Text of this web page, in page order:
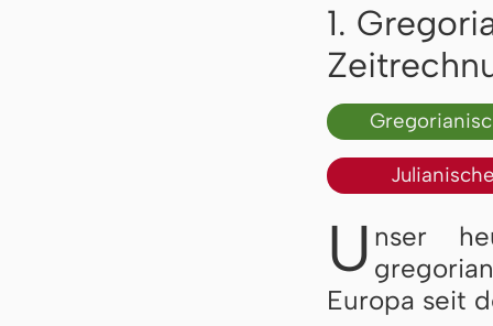
1.
U nser
Europa seit